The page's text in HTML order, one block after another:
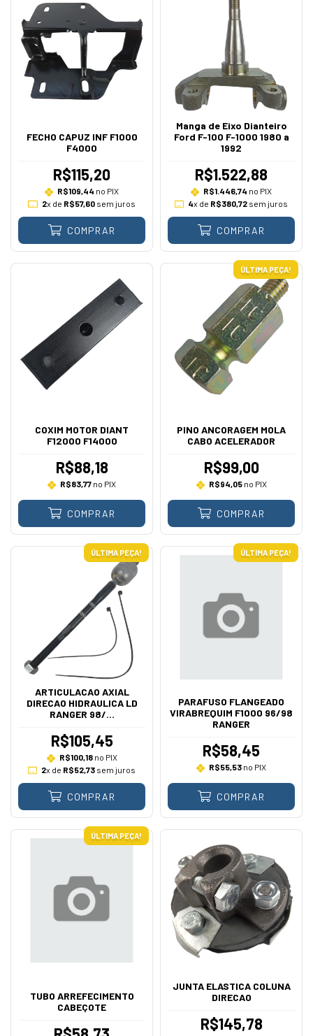
FECHO CAPUZ INF F1000
F4000
R$115,20
R$109,44 no PIX
2x de R$57,60sem juros
COMPRAR
Manga de Eixo Dianteiro
Ford F-100 F-1000 1980 a
1992
R$1.522,88
R$1.446,74 no PIX
4x de R$380,72 sem juros
COMPRAR
COXIM MOTOR DIANT
F12000 F14000
R$88,18
R$83,77 no PIX
COMPRAR
ÚLTIMA PEÇA!
PINO ANCORAGEM MOLA
CABO ACELERADOR
R$99,00
R$94,05no PIX
COMPRAR
ÚLTIMA PEÇA!
ARTICULACAO AXIAL
DIRECAO HIDRAULICA LD
RANGER 98/...
R$105,45
R$100,18no PIX
2x de R$52,73 sem juros
COMPRAR
ÚLTIMA PEÇA!
PARAFUSO FLANGEADO
VIRABREQUIM F1000 96/98
RANGER
R$58,45
R$55,53 no PIX
COMPRAR
ÚLTIMA PEÇA!
TUBO ARREFECIMENTO
CABEÇOTE
JUNTA ELASTICA COLUNA
DIRECAO
R$145,78